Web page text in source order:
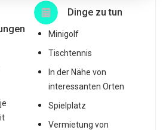
Dinge zu tun
Minigolf
Tischtennis
In der Nähe von
interessanten Orten
Spielplatz
Vermietung von